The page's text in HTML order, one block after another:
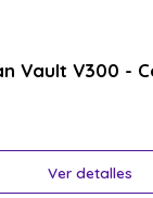
Vault V300 -
Ver detalles